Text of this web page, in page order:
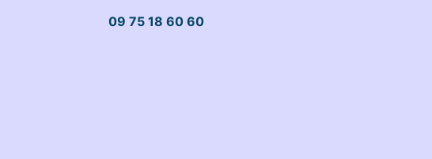
09 75 18 60 60